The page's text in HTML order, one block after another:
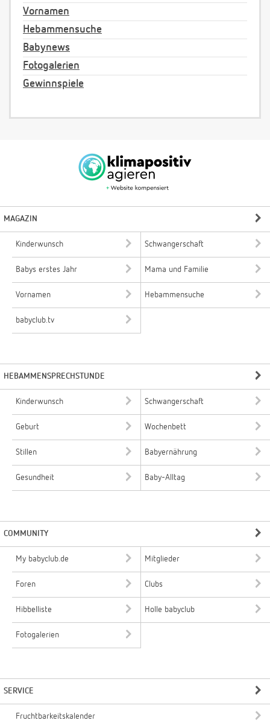
Vornamen
Hebammensuche
Babynews
Fotogalerien
Gewinnspiele
MAGAZIN
Kinderwunsch Schwangerschaft
Babys erstes Jahr Mama und Familie
Vornamen Hebammensuche
babyclub.tv
HEBAMMENSPRECHSTUNDE
Kinderwunsch Schwangerschaft
Geburt Wochenbett
Stillen Babyernährung
Gesundheit Baby-Alltag
COMMUNITY
My babyclub.de Mitglieder
Foren Clubs
Hibbelliste Holle babyclub
Fotogalerien
SERVICE
Fruchtbarkeitskalender